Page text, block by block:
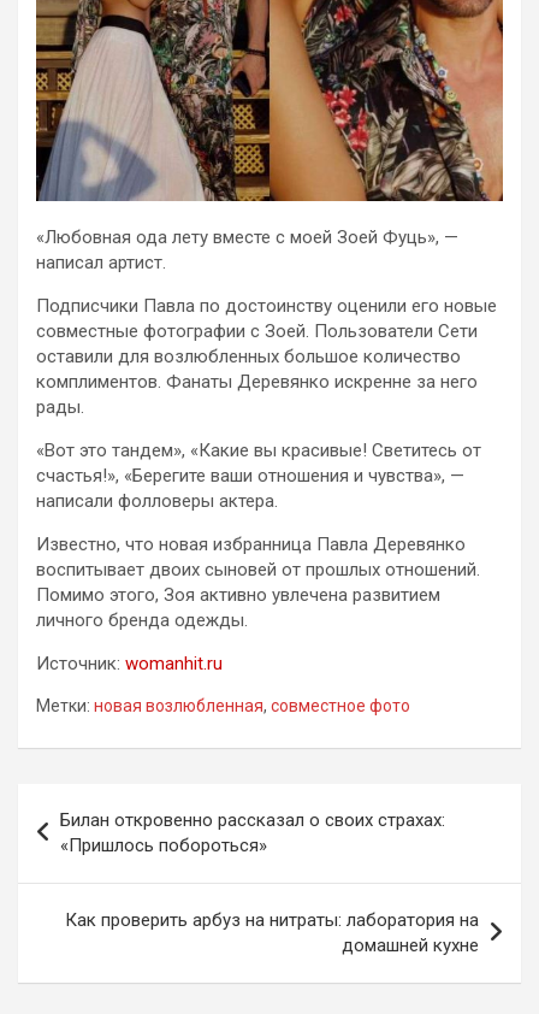
«Любовная ода лету вместе с моей Зоей Фуць», —
написал артист.
Подписчики Павла по достоинству оценили его новые
совместные фотографии с Зоей. Пользователи Сети
оставили для возлюбленных большое количество
комплиментов. Фанаты Деревянко искренне за него
рады.
«Вот это тандем», «Какие вы красивые! Светитесь от
счастья!», «Берегите ваши отношения и чувства», —
написали фолловеры актера.
Известно, что новая избранница Павла Деревянко
воспитывает двоих сыновей от прошлых отношений.
Помимо этого, Зоя активно увлечена развитием
личного бренда одежды.
Источник: womanhit.ru
Метки: новая возлюбленная, совместное фото
по
записям
Билан откровенно рассказал о своих страхах:
«Пришлось побороться»
Как проверить арбуз на нитраты: лаборатория на
домашней кухне